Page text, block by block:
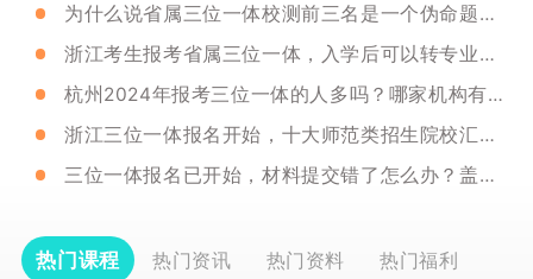
为什么说省属三位一体校测前三名是一个伪命题？如何正确研判校测打分以辅助抉择！
浙江考生报考省属三位一体，入学后可以转专业吗？
杭州2024年报考三位一体的人多吗？哪家机构有三位一体面试辅导？
浙江三位一体报名开始，十大师范类招生院校汇总一览！
三位一体报名已开始，材料提交错了怎么办？盖章签名应该找谁？
热门课程 热门资讯 热门资料 热门福利